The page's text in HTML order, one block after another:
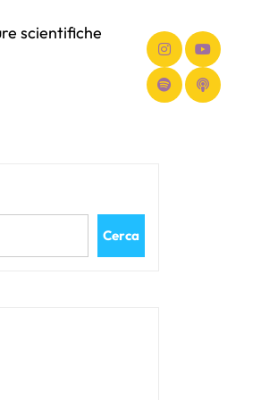
scientifiche
Cerca